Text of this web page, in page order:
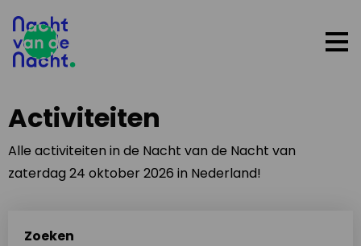
Activiteiten
Alle activiteiten in de Nacht van de Nacht van
zaterdag 24 oktober 2026 in Nederland!
Zoeken